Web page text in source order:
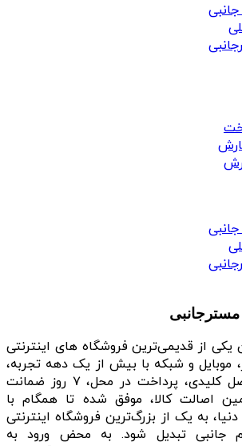
مسترجانبی
یکی از قدیمی‌ترین فروشگاه های اینترنتی
موبایل و شبکه با بیش از یک دهه تجربه،
با پایبندی به سه اصل کلیدی، پرداخت در محل، ۷ روز ضمانت
اصالت کالا، موفق شده تا همگام با
به یک از بزرگ‌ترین فروشگاه اینترنتی
جانبی تبدیل شود. به محض ورود به